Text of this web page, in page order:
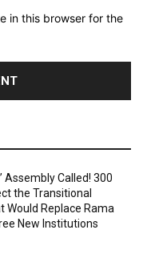
in this browser for the
Assembly Called! 300
the Transitional
Would Replace Rama
New Institutions